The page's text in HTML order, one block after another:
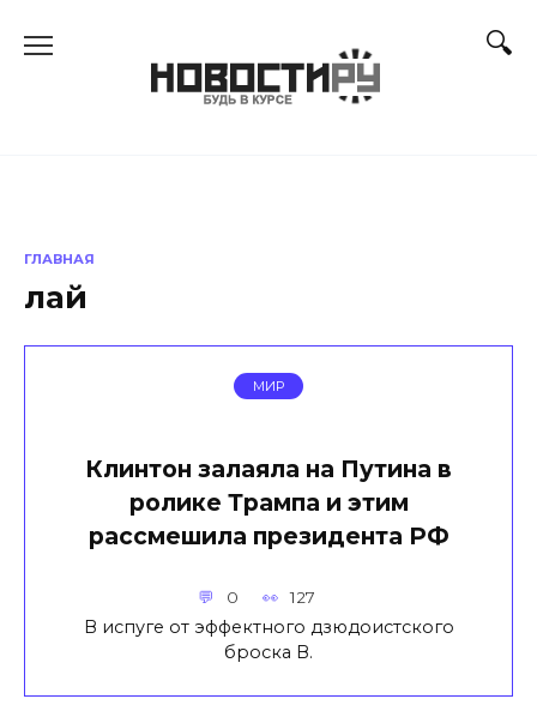
ГЛАВНАЯ
лай
МИР
Клинтон залаяла на Путина в
ролике Трампа и этим
рассмешила президента РФ
0 127
В испуге от эффектного дзюдоистского
броска В.